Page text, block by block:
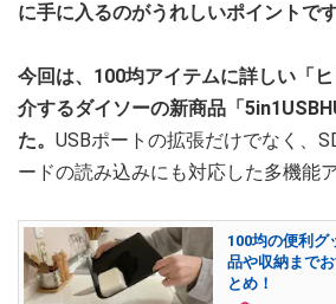
に手に入るのがうれしいポイントです
今回は、100均アイテムに詳しい「
介するダイソーの新商品「
た。 USBポートの拡張だけでなく、
ードの読み込みにも対応した多機能
100均の便利グ
品や収納まで
とめ！